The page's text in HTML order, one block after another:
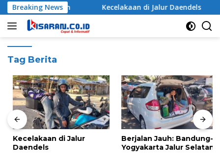
Langsung
ke
konten
Breaking News
Balik Kanan Kecelakaan di Jalur Daendels
Tag Berita
Kecelakaan di Jalur
Daendels
Berjalan Jauh: Bandung-
Yogyakarta Jalur Selatan